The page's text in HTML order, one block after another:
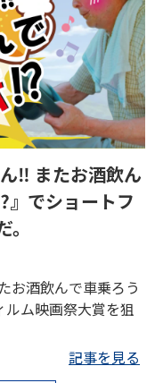
‼ またお酒飲ん
』でショートフ
お酒飲んで車乗ろう
ム映画祭大賞を狙
記事を見る